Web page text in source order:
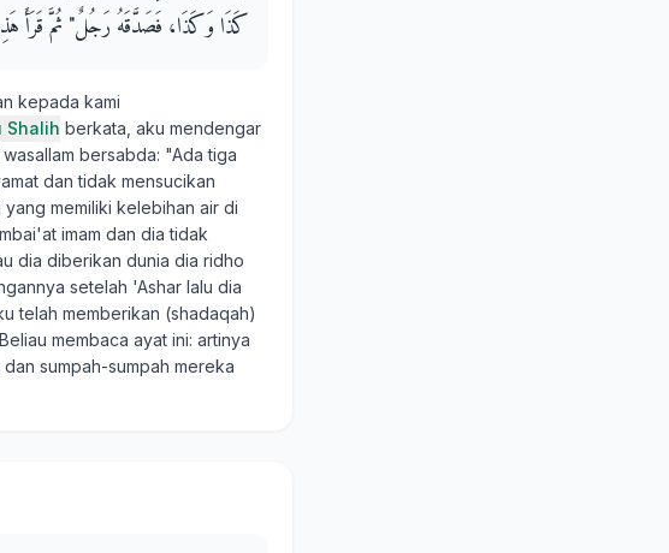
كَذَا وَكَذَا، فَصَدَّقَهُ رَجُلٌ‏"‏ ثُمَّ قَرَأَ هَذِهِ
kepada kami
Shalih berkata, aku mendengar
bersabda: "Ada tiga
dan tidak mensucikan
memiliki kelebihan air di
imam dan dia tidak
dia diberikan dunia dia ridho
setelah 'Ashar lalu dia
telah memberikan (shadaqah)
membaca ayat ini: artinya
sumpah-sumpah mereka